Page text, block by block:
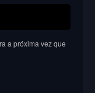
a próxima vez que